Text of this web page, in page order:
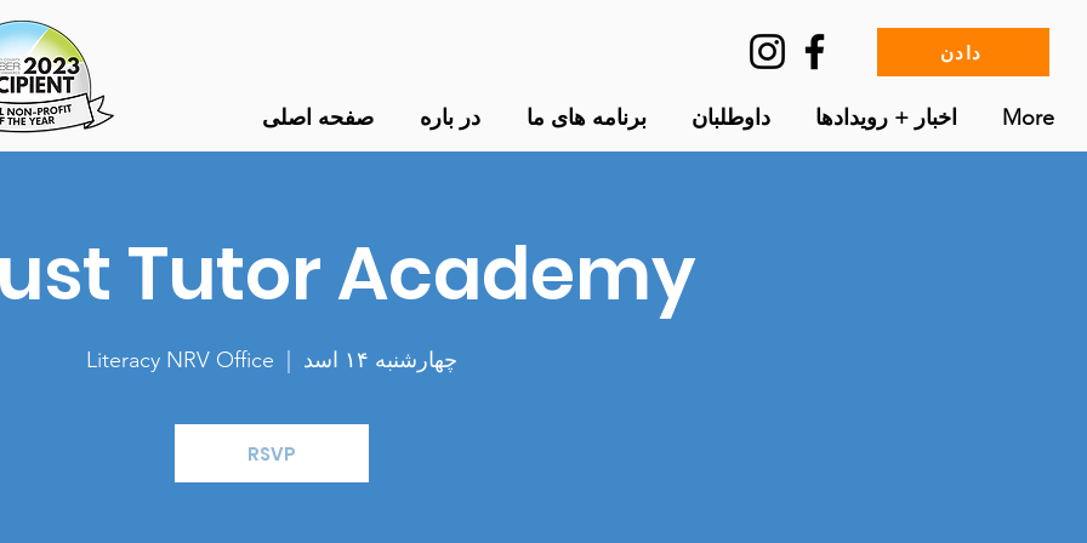
دادن
صفحه اصلی در باره برنامه های ما داوطلبان اخبار + رویدادها More
Tutor Academy
چهارشنبه ۱۴ اسد Literacy NRV Office
RSVP